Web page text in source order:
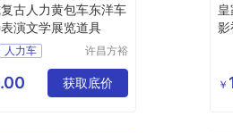
古人力黄包车东洋车
演文学展览道具
人力车
许昌方裕
限公司
获取底价
影
￥